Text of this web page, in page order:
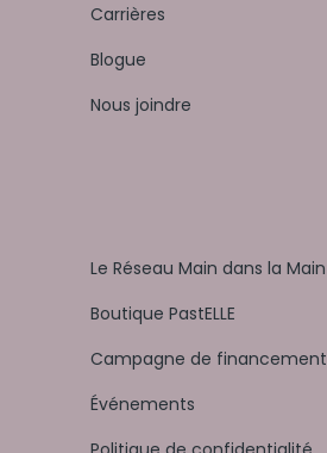
Carrières
Blogue
Nous joindre
Le Réseau Main dans la Main
Boutique PastELLE
Campagne de financement
Événements